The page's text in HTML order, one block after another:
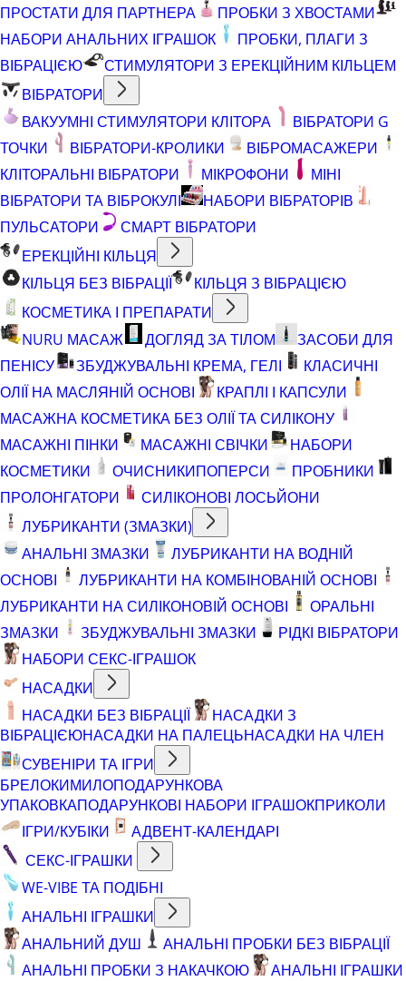
ПРОСТАТИ ДЛЯ ПАРТНЕРА
ПРОБКИ З ХВОСТАМИ
НАБОРИ АНАЛЬНИХ ІГРАШОК
ПРОБКИ, ПЛАГИ З
ВІБРАЦІЄЮ
СТИМУЛЯТОРИ З ЕРЕКЦІЙНИМ КІЛЬЦЕМ
ВІБРАТОРИ
ВАКУУМНІ СТИМУЛЯТОРИ КЛІТОРА
ВІБРАТОРИ G
ТОЧКИ
ВІБРАТОРИ-КРОЛИКИ
ВІБРОМАСАЖЕРИ
КЛІТОРАЛЬНІ ВІБРАТОРИ
МІКРОФОНИ
МІНІ
ВІБРАТОРИ ТА ВІБРОКУЛІ
НАБОРИ ВІБРАТОРІВ
ПУЛЬСАТОРИ
СМАРТ ВІБРАТОРИ
ЕРЕКЦІЙНІ КІЛЬЦЯ
КІЛЬЦЯ БЕЗ ВІБРАЦІЇ
КІЛЬЦЯ З ВІБРАЦІЄЮ
КОСМЕТИКА І ПРЕПАРАТИ
NURU МАСАЖ
ДОГЛЯД ЗА ТІЛОМ
ЗАСОБИ ДЛЯ
ПЕНІСУ
ЗБУДЖУВАЛЬНІ КРЕМА, ГЕЛІ
КЛАСИЧНІ
ОЛІЇ НА МАСЛЯНІЙ ОСНОВІ
КРАПЛІ І КАПСУЛИ
МАСАЖНА КОСМЕТИКА БЕЗ ОЛІЇ ТА СИЛІКОНУ
МАСАЖНІ ПІНКИ
МАСАЖНІ СВІЧКИ
НАБОРИ
КОСМЕТИКИ
ОЧИСНИКИПОПЕРСИ
ПРОБНИКИ
ПРОЛОНГАТОРИ
СИЛІКОНОВІ ЛОСЬЙОНИ
ЛУБРИКАНТИ (ЗМАЗКИ)
АНАЛЬНІ ЗМАЗКИ
ЛУБРИКАНТИ НА ВОДНІЙ
ОСНОВІ
ЛУБРИКАНТИ НА КОМБІНОВАНІЙ ОСНОВІ
ЛУБРИКАНТИ НА СИЛІКОНОВІЙ ОСНОВІ
ОРАЛЬНІ
ЗМАЗКИ
ЗБУДЖУВАЛЬНІ ЗМАЗКИ
РІДКІ ВІБРАТОРИ
НАБОРИ СЕКС-ІГРАШОК
НАСАДКИ
НАСАДКИ БЕЗ ВІБРАЦІЇ
НАСАДКИ З
ВІБРАЦІЄЮНАСАДКИ НА ПАЛЕЦЬНАСАДКИ НА ЧЛЕН
СУВЕНІРИ ТА ІГРИ
БРЕЛОКИМИЛОПОДАРУНКОВА
УПАКОВКАПОДАРУНКОВІ НАБОРИ ІГРАШОКПРИКОЛИ
ІГРИ/КУБІКИ
АДВЕНТ-КАЛЕНДАРІ
СЕКС-ІГРАШКИ
WE-VIBE ТА ПОДІБНІ
АНАЛЬНІ ІГРАШКИ
АНАЛЬНИЙ ДУШ
АНАЛЬНІ ПРОБКИ БЕЗ ВІБРАЦІЇ
АНАЛЬНІ ПРОБКИ З НАКАЧКОЮ
АНАЛЬНІ ІГРАШКИ